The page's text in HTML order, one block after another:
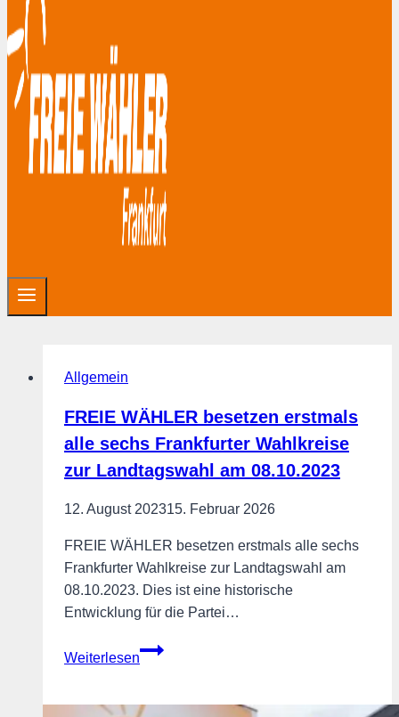
Allgemein
FREIE WÄHLER besetzen erstmals
alle sechs Frankfurter Wahlkreise
zur Landtagswahl am 08.10.2023
12. August 202315. Februar 2026
FREIE WÄHLER besetzen erstmals alle sechs
Frankfurter Wahlkreise zur Landtagswahl am
08.10.2023. Dies ist eine historische
Entwicklung für die Partei…
Weiterlesen
FREIE